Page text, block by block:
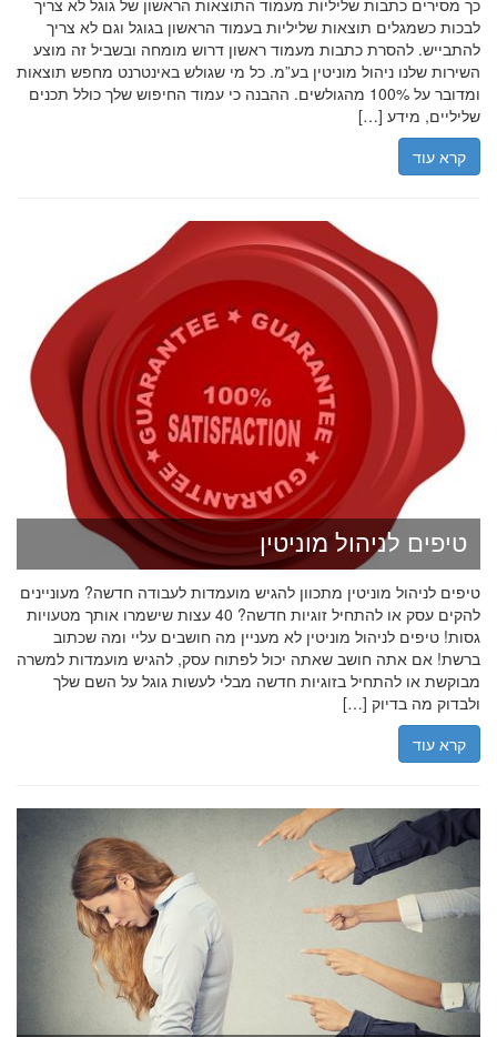
כך מסירים כתבות שליליות מעמוד התוצאות הראשון של גוגל לא צריך
לבכות כשמגלים תוצאות שליליות בעמוד הראשון בגוגל וגם לא צריך
להתבייש. להסרת כתבות מעמוד ראשון דרוש מומחה ובשביל זה מוצע
השירות שלנו ניהול מוניטין בע”מ. כל מי שגולש באינטרנט מחפש תוצאות
ומדובר על 100% מהגולשים. ההבנה כי עמוד החיפוש שלך כולל תכנים
שליליים, מידע […]
קרא עוד
טיפים לניהול מוניטין
טיפים לניהול מוניטין מתכוון להגיש מועמדות לעבודה חדשה? מעוניינים
להקים עסק או להתחיל זוגיות חדשה? 40 עצות שישמרו אותך מטעויות
גסות! טיפים לניהול מוניטין לא מעניין מה חושבים עליי ומה שכתוב
ברשת! אם אתה חושב שאתה יכול לפתוח עסק, להגיש מועמדות למשרה
מבוקשת או להתחיל בזוגיות חדשה מבלי לעשות גוגל על השם שלך
ולבדוק מה בדיוק […]
קרא עוד